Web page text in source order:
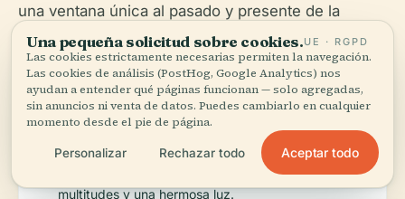
una ventana única al pasado y presente de la
ciudad. Para la mejor experiencia:
Visite en primavera u otoño para un clima
agradable.
Explore temprano o tarde en el día para menos
multitudes y una hermosa luz.
Una pequeña solicitud sobre cookies.UE · RGPD
Las cookies estrictamente necesarias permiten la navegación.
Las cookies de análisis (PostHog, Google Analytics) nos
ayudan a entender qué páginas funcionan — solo agregadas,
sin anuncios ni venta de datos. Puedes cambiarlo en cualquier
momento desde el pie de página.
Personalizar Rechazar todo Aceptar todo